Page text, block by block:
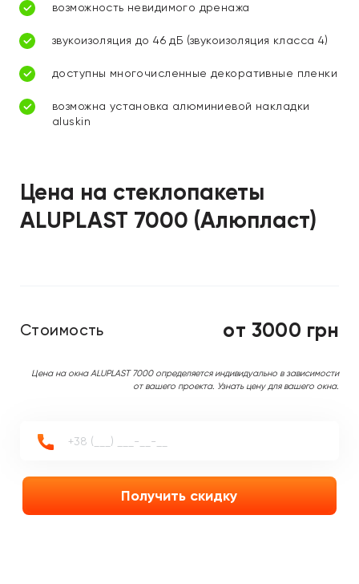
возможность невидимого дренажа
звукоизоляция до 46 дБ (звукоизоляция класса 4)
доступны многочисленные декоративные пленки
возможна установка алюминиевой накладки
aluskin
Цена на стеклопакеты
ALUPLAST 7000 (Алюпласт)
Стоимость от 3000 грн
Цена на окна ALUPLAST 7000 определяется индивидуально в зависимости
от вашего проекта. Узнать цену для вашего окна.
Получить скидку